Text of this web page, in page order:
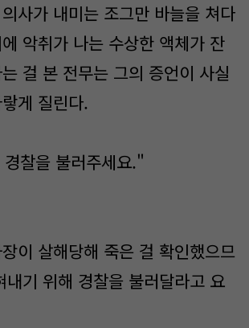
사가 내미는 조그만 바늘을 쳐다
악취가 나는 수상한 액체가 잔
걸 본 전무는 그의 증언이 사실
게 질린다.
찰을 불러주세요."
이 살해당해 죽은 걸 확인했으므
내기 위해 경찰을 불러달라고 요
다.